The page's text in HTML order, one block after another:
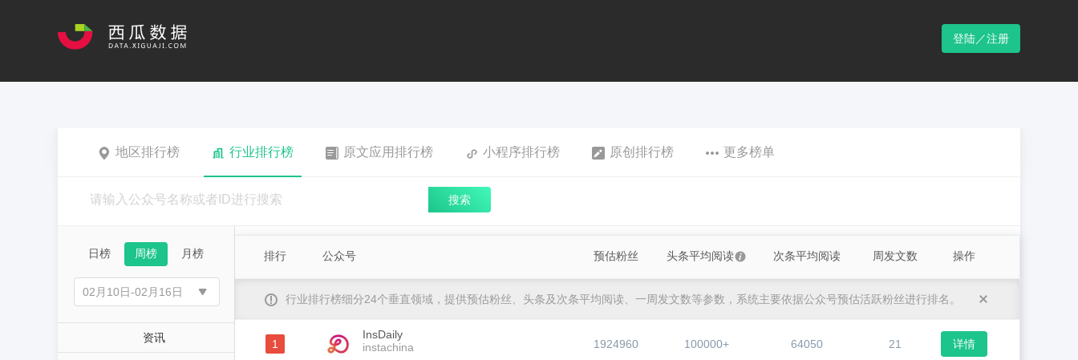
登陆／注册
地区排行榜 行业排行榜 原文应用排行榜 小程序排行榜 原创排行榜 更多榜单
搜索
日榜 周榜 月榜
资讯
排行 公众号 预估粉丝 头条平均阅读 次条平均阅读 周发文数 操作
行业排行榜细分24个垂直领域，提供预估粉丝、头条及次条平均阅读、一周发文数等参数，系统主要依据公众号预估活跃粉丝进行排名。
1
InsDaily
instachina
1924960 100000+ 64050 21 详情